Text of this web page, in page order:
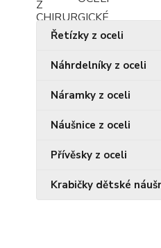
Řetízky z oceli
Náhrdelníky z oceli
Náramky z oceli
Náušnice z oceli
Přívěsky z oceli
Krabičky dětské